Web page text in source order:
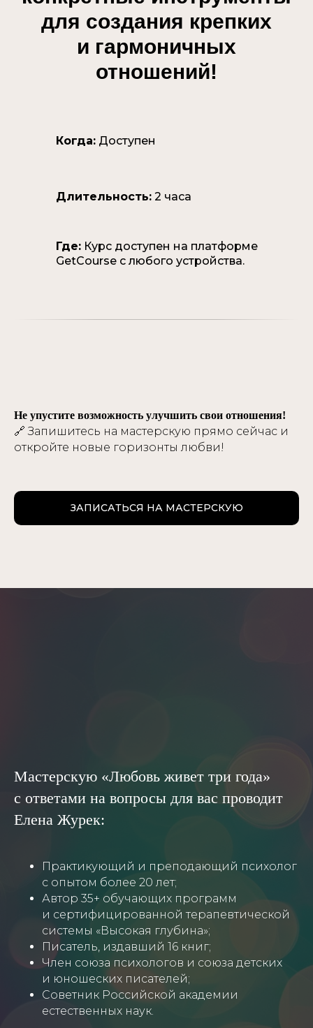
для создания крепких
и гармоничных
отношений!
Когда: Доступен
Длительность: 2 часа
Где: Курс доступен на платформе
GetCourse с любого устройства.
Не упустите возможность улучшить свои отношения!
🔗 Запишитесь на мастерскую прямо сейчас и
откройте новые горизонты любви!
ЗАПИСАТЬСЯ НА МАСТЕРСКУЮ
Мастерскую «Любовь живет три года»
с ответами на вопросы для вас проводит
Елена Журек:
Практикующий и преподающий психолог
с опытом более 20 лет;
Автор 35+ обучающих программ
и сертифицированной терапевтической
системы «Высокая глубина»;
Писатель, издавший 16 книг;
Член союза психологов и союза детских
и юношеских писателей;
Советник Российской академии
естественных наук.